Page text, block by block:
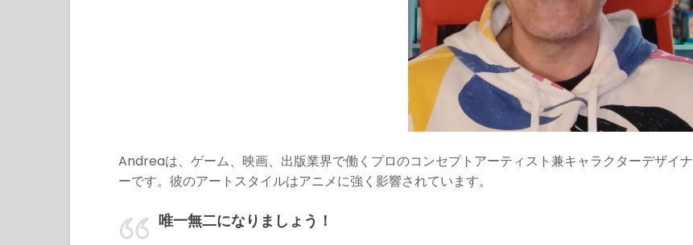
Andreaは、ゲーム、映画、出版業界で働くプロのコンセプトアーティスト兼キャラクターデザイナ
ーです。彼のアートスタイルはアニメに強く影響されています。
唯一無二になりましょう！